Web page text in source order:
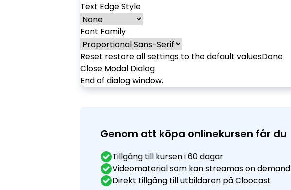
Text Edge Style
Font Family
Reset restore all settings to the default valuesDone
Close Modal Dialog
End of dialog window.
Genom att köpa onlinekursen får du
Tillgång till kursen i 60 dagar
Videomaterial som kan streamas on demand
Direkt tillgång till utbildaren på Cloocast